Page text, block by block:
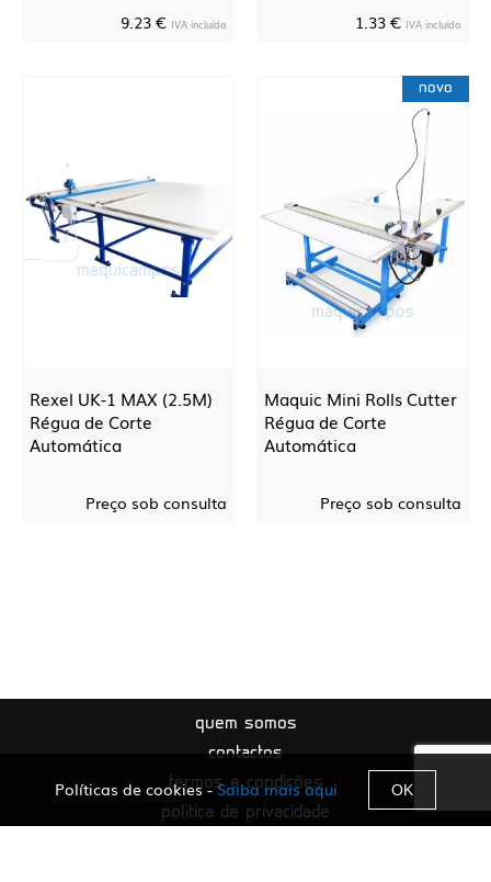
9.23 € IVA incluído 1.33 € IVA incluído
Rexel UK-1 MAX (2.5M)
Régua de Corte
Automática
Preço sob consulta
novo
Maquic Mini Rolls Cutter
Régua de Corte
Automática
Preço sob consulta
quem somos
contactos
termos e condições
política de privacidade
Políticas de cookies -Saiba mais aqui OK